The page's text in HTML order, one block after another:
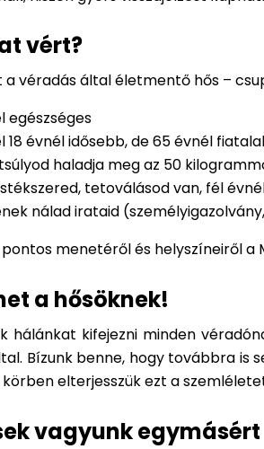
vért?
a véradás által életmentő hős –
egészséges
18 évnél idősebb, de 65 évnél
haladja meg az 50
tetoválásod van, fél
nálad irataid
menetéről és helyszíneiről
a hősöknek!
hálánkat kifejezni minden
Bízunk benne, hogy továbbra is
elterjesszük ezt a
vagyunk egymásért